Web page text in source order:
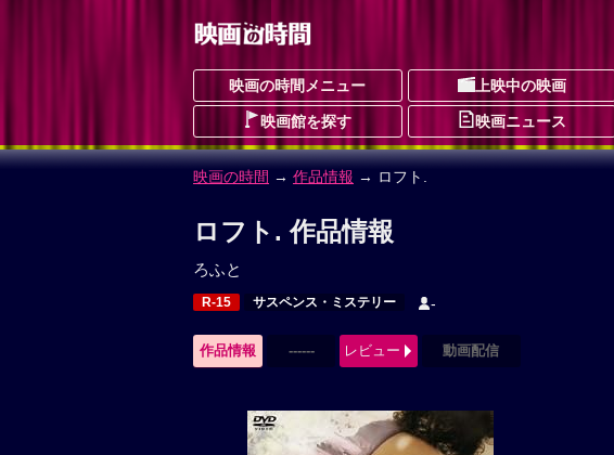
映画の時間メニュー 上映中の映画
映画館を探す 映画ニュース
映画の時間 → 作品情報 → ロフト.
ロフト. 作品情報
ろふと
R-15 サスペンス・ミステリー -
作品情報 ------ レビュー 動画配信